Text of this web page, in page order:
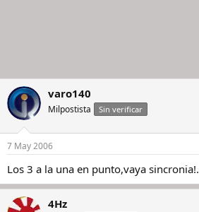
varo140
Milpostista Sin verificar
7 May 2006
Los 3 a la una en punto,vaya sincronia!.
4Hz